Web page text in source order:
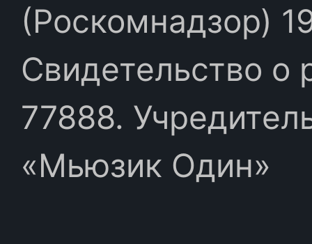
(Роскомнадзор)
Свидетельство
77888.
«Мьюзик Один»